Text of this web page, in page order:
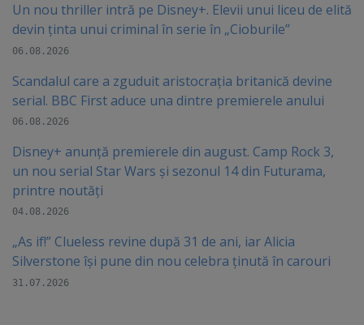
Un nou thriller intră pe Disney+. Elevii unui liceu de elită
devin ținta unui criminal în serie în „Cioburile”
06.08.2026
Scandalul care a zguduit aristocrația britanică devine
serial. BBC First aduce una dintre premierele anului
06.08.2026
Disney+ anunță premierele din august. Camp Rock 3,
un nou serial Star Wars și sezonul 14 din Futurama,
printre noutăți
04.08.2026
„As if!” Clueless revine după 31 de ani, iar Alicia
Silverstone își pune din nou celebra ținută în carouri
31.07.2026